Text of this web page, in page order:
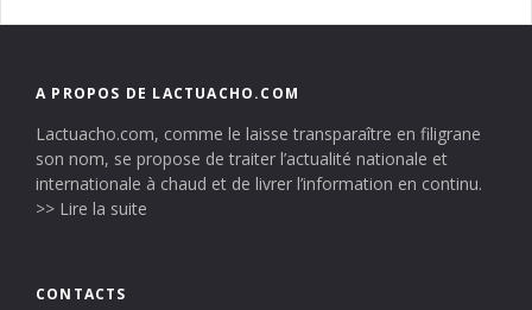
A PROPOS DE LACTUACHO.COM
Lactuacho.com, comme le laisse transparaître en filigrane
son nom, se propose de traiter l’actualité nationale et
internationale à chaud et de livrer l’information en continu.
>> Lire la suite
CONTACTS